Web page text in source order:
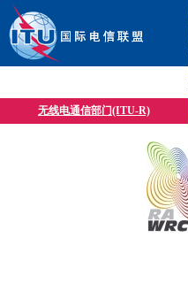
无线电通信部门(ITU-R)